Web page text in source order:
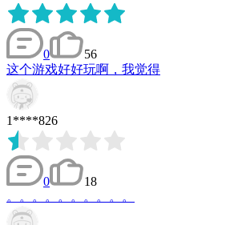
0
56
这个游戏好好玩啊，我觉得
1****826
0
18
。。。。。。。。。。